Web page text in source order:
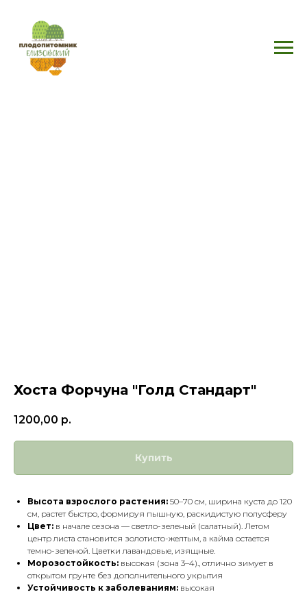
Хоста Форчуна "Голд Стандарт"
1200,00 р.
Купить
Высота взрослого растения: 50–70 см, ширина куста до 120
см, растет быстро, формируя пышную, раскидистую полусферу
Цвет: в начале сезона — светло-зеленый (салатный). Летом
центр листа становится золотисто-желтым, а кайма остается
темно-зеленой. Цветки лавандовые, изящные.
Морозостойкость: высокая (зона 3–4)., отлично зимует в
открытом грунте без дополнительного укрытия
Устойчивость к заболеваниям: высокая